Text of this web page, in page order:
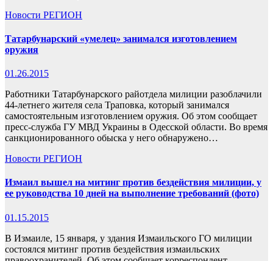
Новости РЕГИОН
Татарбунарский «умелец» занимался изготовлением
оружия
01.26.2015
Работники Татарбунарского райотдела милиции разоблачили
44-летнего жителя села Траповка, который занимался
самостоятельным изготовлением оружия. Об этом сообщает
пресс-служба ГУ МВД Украины в Одесской области. Во время
санкционированного обыска у него обнаружено…
Новости РЕГИОН
Измаил вышел на митинг против бездействия милиции, у
ее руководства 10 дней на выполнение требований (фото)
01.15.2015
В Измаиле, 15 января, у здания Измаильского ГО милиции
состоялся митинг против бездействия измаильских